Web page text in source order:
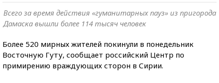
Всего за время действия «гуманитарных пауз» из пригорода
Дамаска вышли более 114 тысяч человек
Более 520 мирных жителей покинули в понедельник
Восточную Гуту, сообщает российский Центр по
примирению враждующих сторон в Сирии.